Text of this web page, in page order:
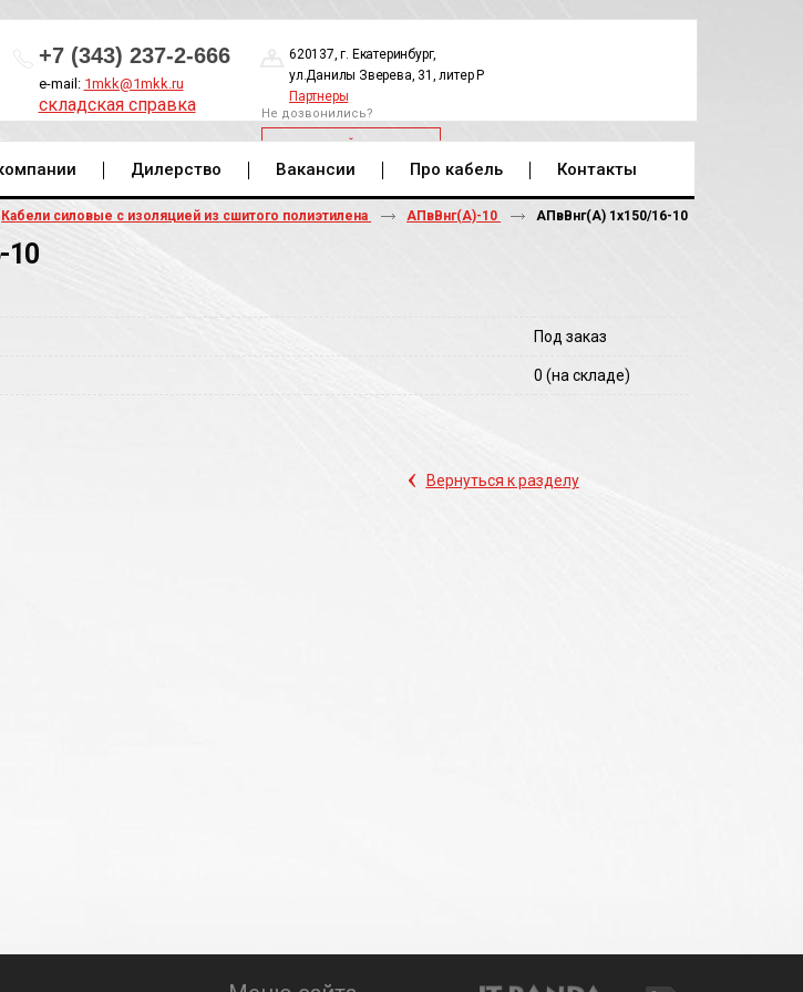
+7 (343) 237-2-666
e-mail: 1mkk@1mkk.ru
складская справка
620137, г. Екатеринбург,
ул.Данилы Зверева, 31, литер Р
Партнеры
Не дозвонились?
ОБРАТНЫЙ ЗВОНОК
Дилерство Вакансии Про кабель Контакты
Кабели силовые с изоляцией из сшитого полиэтилена АПвВнг(A)-10 АПвВнг(A) 1х150/16-10
10
Под заказ
0 (на складе)
‹ Вернуться к разделу